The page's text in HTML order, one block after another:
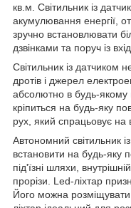
кв.м. Світильник із
акумулювання енергії,
зручно встановлювати
дзвінками та поруч із
Світильник із датчиком
дротів і джерел
абсолютно в будь-якому
кріпиться на будь-яку
рух, який спрацьовує на
Автономний світильник
встановити на будь-яку
під'їзні шляхи,
прорізи. Led-ліхтар
Його можна